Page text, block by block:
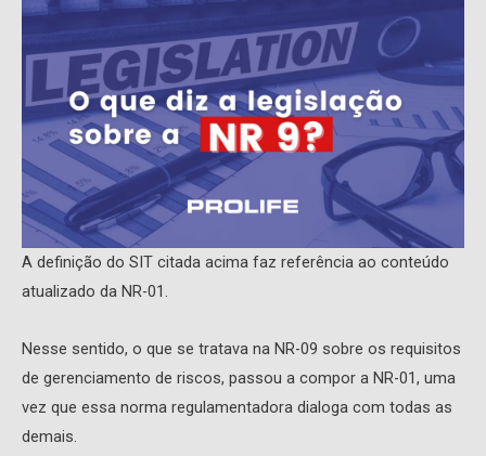
A definição do SIT citada acima faz referência ao conteúdo
atualizado da NR-01.
Nesse sentido, o que se tratava na NR-09 sobre os requisitos
de gerenciamento de riscos, passou a compor a NR-01, uma
vez que essa norma regulamentadora dialoga com todas as
demais.